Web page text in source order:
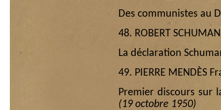
Des communistes au
48. ROBERT SCHUMAN
La déclaration
49. PIERRE MENDÈS
Premier discours sur
(19 octobre 1950)